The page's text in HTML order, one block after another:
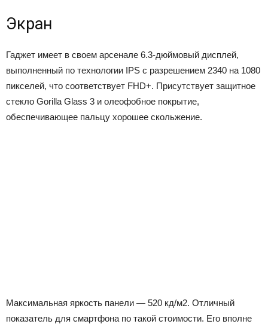
Экран
Гаджет имеет в своем арсенале 6.3-дюймовый дисплей,
выполненный по технологии IPS с разрешением 2340 на 1080
пикселей, что соответствует FHD+. Присутствует защитное
стекло Gorilla Glass 3 и олеофобное покрытие,
обеспечивающее пальцу хорошее скольжение.
Максимальная яркость панели — 520 кд/м2. Отличный
показатель для смартфона по такой стоимости. Его вполне